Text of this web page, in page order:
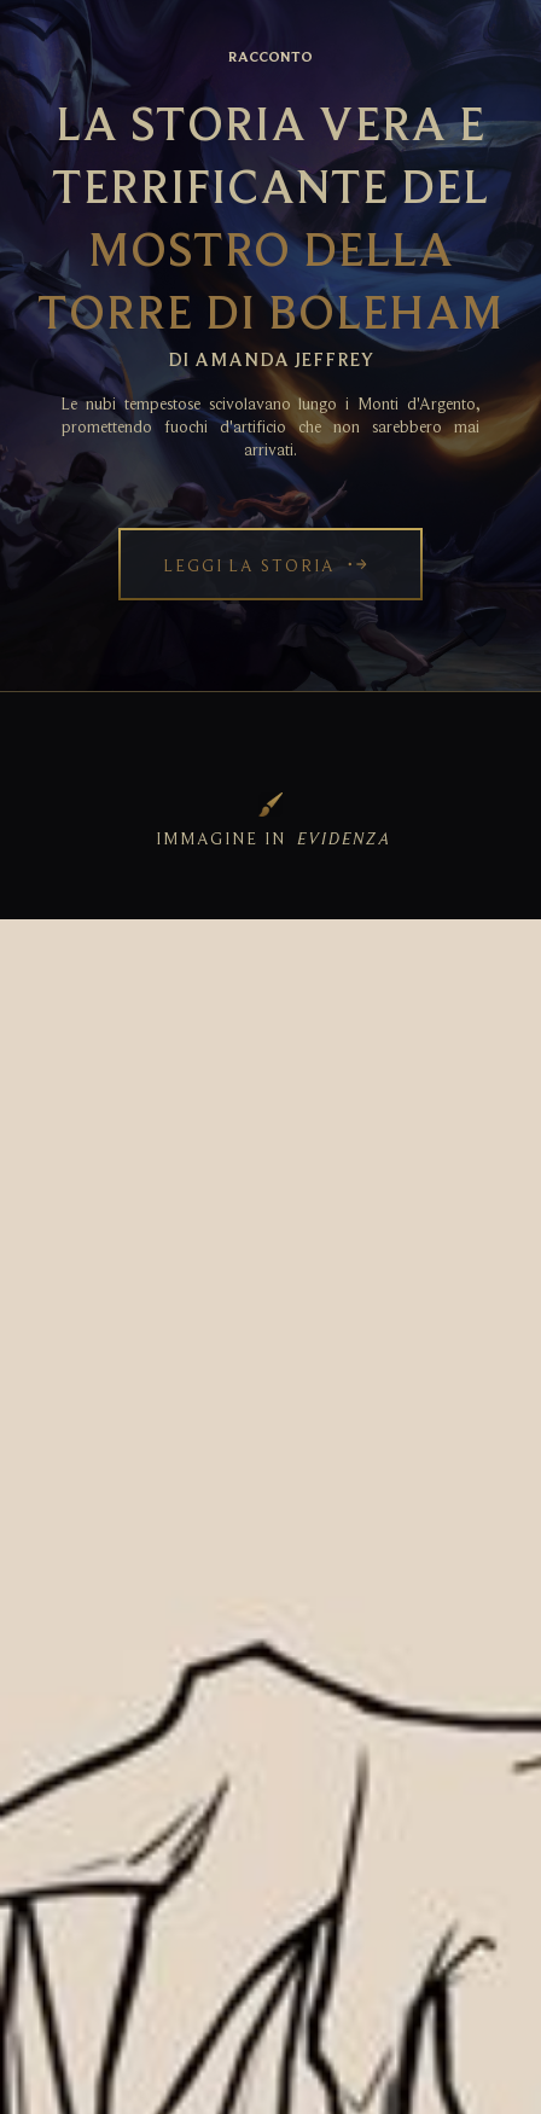
RACCONTO
LA STORIA VERA E
TERRIFICANTE DEL
MOSTRO DELLA
TORRE DI BOLEHAM
DI AMANDA JEFFREY
Le nubi tempestose scivolavano lungo i Monti d'Argento,
promettendo fuochi d'artificio che non sarebbero mai
arrivati.
LEGGI LA STORIA
IMMAGINE IN EVIDENZA